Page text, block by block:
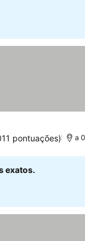
pontuações) a
exatos.